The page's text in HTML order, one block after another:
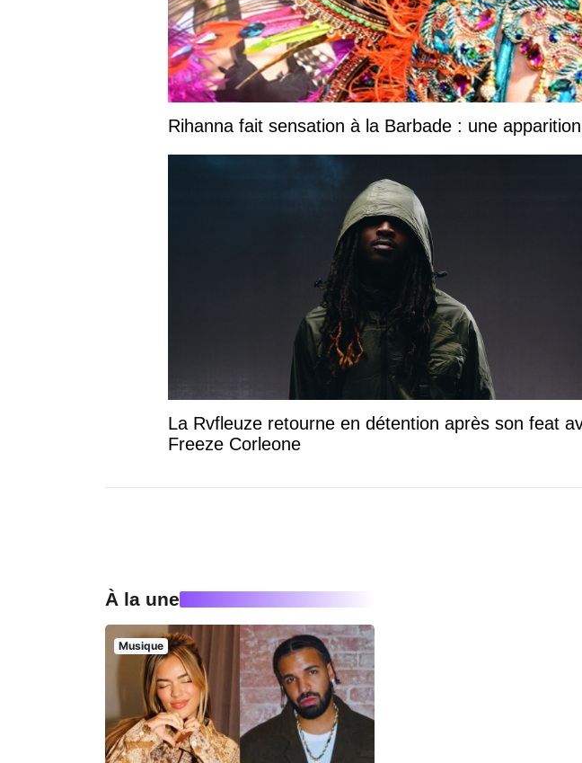
Rihanna fait sensation à la Barbade : une
La Rvfleuze retourne en détention après son feat
Freeze Corleone
À la une
Musique